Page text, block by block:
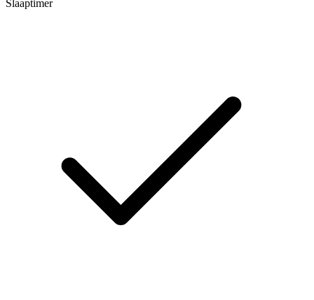
Slaaptimer